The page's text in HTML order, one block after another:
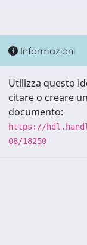
Informazioni
Utilizza questo
citare o creare
documento:
https://
08/18250